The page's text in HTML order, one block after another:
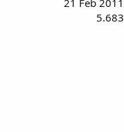
5.683